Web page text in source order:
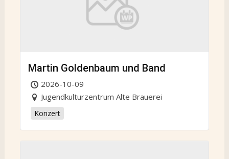
Martin Goldenbaum und Band
2026-10-09
Jugendkulturzentrum Alte Brauerei
Konzert